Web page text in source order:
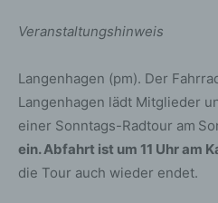
Veranstaltungshinweis
Langenhagen (pm). Der
Langenhagen lädt Mitglieder
einer Sonntags-Radtour am
ein. Abfahrt ist um 11 Uhr am
die Tour auch wieder endet.